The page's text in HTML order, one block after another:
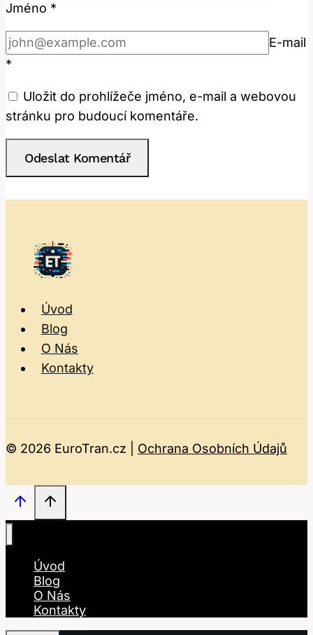
Jméno *
E-mail
*
Uložit do prohlížeče jméno, e-mail a webovou
stránku pro budoucí komentáře.
Úvod
Blog
O Nás
Kontakty
© 2026 EuroTran.cz | Ochrana Osobních Údajů
Úvod
Blog
O Nás
Kontakty